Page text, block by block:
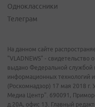
Одноклассники
Телеграм
На данном сайте
"VLADNEWS" -
выдано Федеральной службой
информационных технологий
(Роскомнадзор) 17 мая 2018
Медиа Центр". 690091,
д.20А, офис 13. Главный